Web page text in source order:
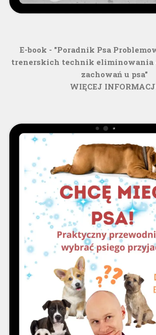
E-book - "Poradnik Psa
trenerskich technik eliminowania
zachowań u psa"
WIĘCEJ